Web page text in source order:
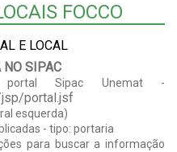
FOCCO
E LOCAL
NO SIPAC
Sipac Unemat -
portal.jsf
esquerda)
- tipo: portaria
para buscar a informação